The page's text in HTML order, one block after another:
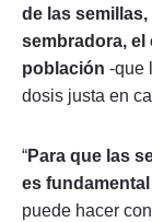
de las
sembradora, el
población -que
dosis justa en
“Para que las
es
puede hacer